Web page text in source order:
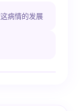
病情的发展